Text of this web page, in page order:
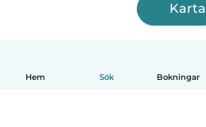
Hem Sök Bokningar
Karta